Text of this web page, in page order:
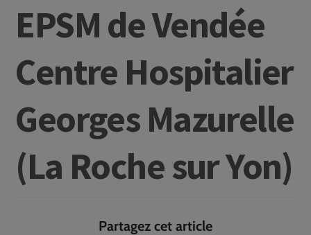
EPSM de Vendée
Centre Hospitalier
Georges Mazurelle
(La Roche sur Yon)
Partagez cet article